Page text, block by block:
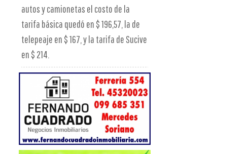
autos y camionetas el costo de la
tarifa básica quedó en $ 196,57, la de
telepeaje en $ 167, y la tarifa de Sucive
en $ 214.